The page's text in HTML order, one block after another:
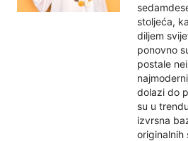
stoljeća,
diljem
ponovno
postale
dolazi do
su u
izvrsna
originalnih